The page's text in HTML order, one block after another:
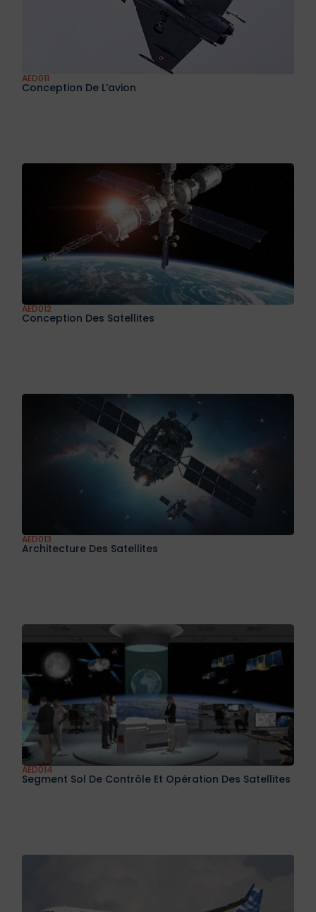
AED011
Conception De L’avion
AED012
Conception Des Satellites
AED013
Architecture Des Satellites
AED014
Segment Sol De Contrôle Et Opération Des Satellites